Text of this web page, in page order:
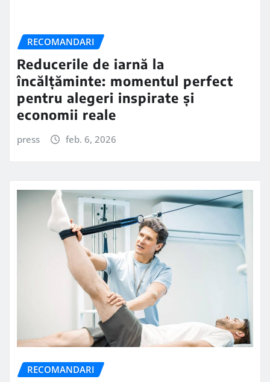
RECOMANDARI
Reducerile de iarnă la
încălțăminte: momentul perfect
pentru alegeri inspirate și
economii reale
press feb. 6, 2026
RECOMANDARI